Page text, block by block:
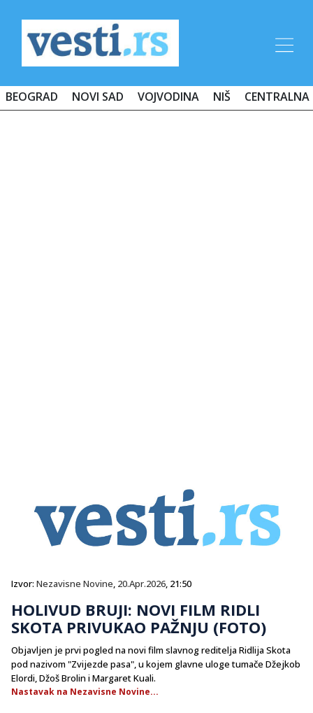
BEOGRAD NOVI SAD VOJVODINA NIŠ CENTRALNA
Izvor: Nezavisne Novine, 20.Apr.2026, 21:50
HOLIVUD BRUJI: NOVI FILM RIDLI
SKOTA PRIVUKAO PAŽNJU (FOTO)
​Objavljen je prvi pogled na novi film slavnog reditelja Ridlija Skota
pod nazivom "Zvijezde pasa", u kojem glavne uloge tumače Džejkob
Elordi, Džoš Brolin i Margaret Kuali.
Nastavak na Nezavisne Novine...